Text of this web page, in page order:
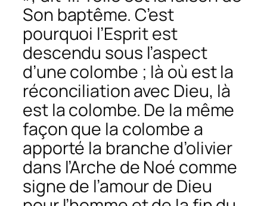
Son baptême. C’est
pourquoi l’Esprit est
descendu sous l’aspect
d’une colombe ; là où est la
réconciliation avec Dieu, là
est la colombe. De la même
façon que la colombe a
apporté la branche d’olivier
dans l’Arche de Noé comme
signe de l’amour de Dieu